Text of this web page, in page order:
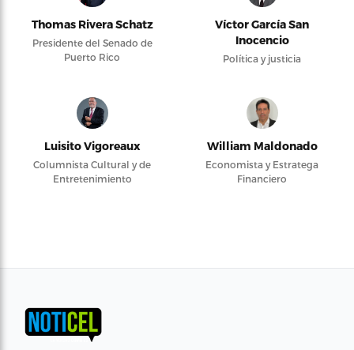
Thomas Rivera Schatz
Presidente del Senado de
Puerto Rico
Víctor García San
Inocencio
Política y justicia
Luisito Vigoreaux
Columnista Cultural y de
Entretenimiento
William Maldonado
Economista y Estratega
Financiero